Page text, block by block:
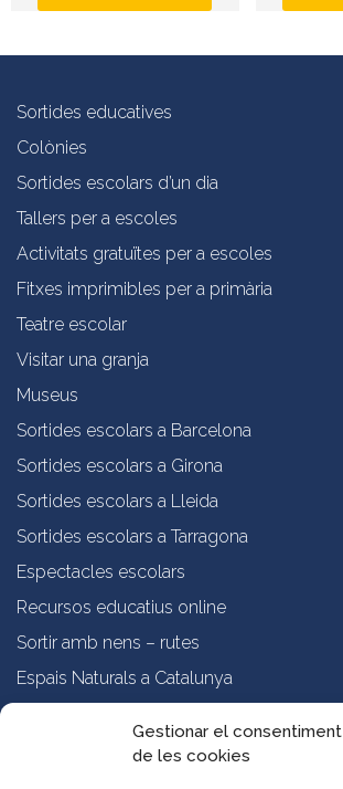
Gestionar el consentiment
de les cookies
Sortides educatives
Colònies
Sortides escolars d’un dia
Tallers per a escoles
Activitats gratuïtes per a escoles
Fitxes imprimibles per a primària
Teatre escolar
Visitar una granja
Museus
Sortides escolars a Barcelona
Sortides escolars a Girona
Sortides escolars a Lleida
Sortides escolars a Tarragona
Espectacles escolars
Recursos educatius online
Sortir amb nens – rutes
Espais Naturals a Catalunya